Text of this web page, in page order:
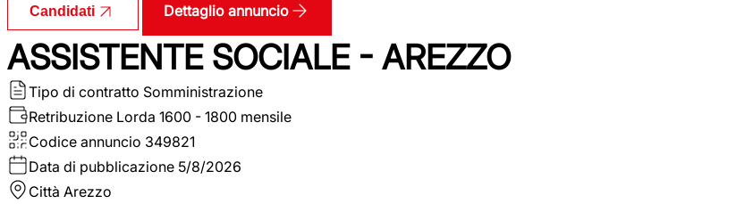
Candidati Dettaglio annuncio
ASSISTENTE SOCIALE - AREZZO
Tipo di contratto Somministrazione
Retribuzione Lorda 1600 - 1800 mensile
Codice annuncio 349821
Data di pubblicazione 5/8/2026
Città Arezzo